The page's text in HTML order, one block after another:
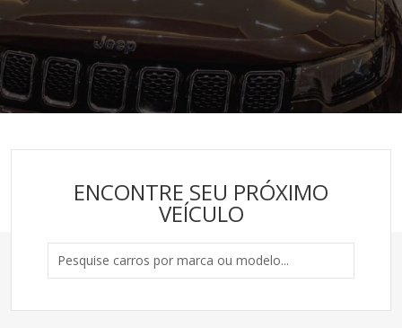
ENCONTRE SEU PRÓXIMO
VEÍCULO